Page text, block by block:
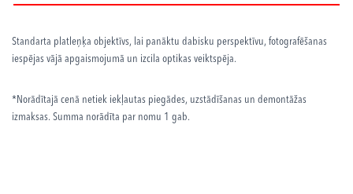
Standarta platleņķa objektīvs, lai panāktu dabisku perspektīvu, fotografēšanas
iespējas vājā apgaismojumā un izcila optikas veiktspēja.
*Norādītajā cenā netiek iekļautas piegādes, uzstādīšanas un demontāžas
izmaksas. Summa norādīta par nomu 1 gab.